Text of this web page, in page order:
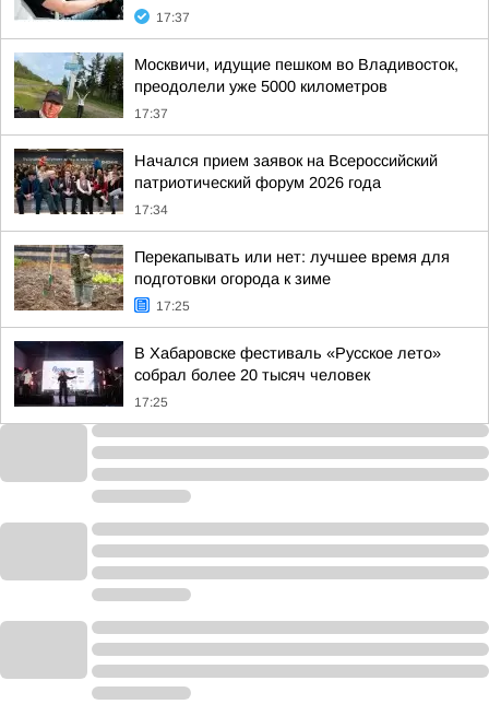
17:37
Москвичи, идущие пешком во Владивосток,
преодолели уже 5000 километров
17:37
Начался прием заявок на Всероссийский
патриотический форум 2026 года
17:34
Перекапывать или нет: лучшее время для
подготовки огорода к зиме
17:25
В Хабаровске фестиваль «Русское лето»
собрал более 20 тысяч человек
17:25